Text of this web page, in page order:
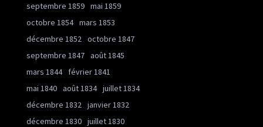
septembre 1859 mai 1859
octobre 1854 mars 1853
décembre 1852 octobre 1847
septembre 1847 août 1845
mars 1844
février 1841
mai 1840 août 1834 juillet 1834
décembre 1832 janvier 1832
décembre 1830 juillet 1830